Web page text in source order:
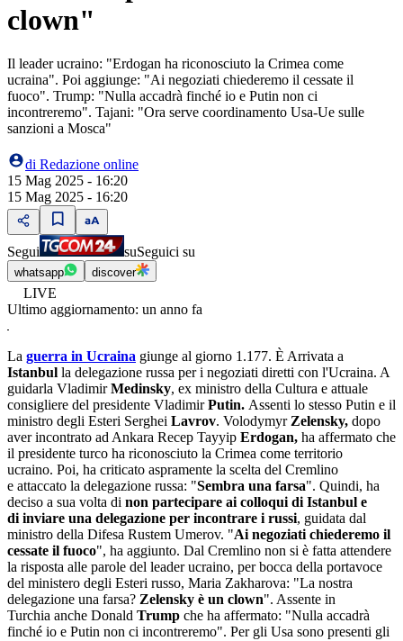
clown"
Il leader ucraino: "Erdogan ha riconosciuto la Crimea come
ucraina". Poi aggiunge: "Ai negoziati chiederemo il cessate il
fuoco". Trump: "Nulla accadrà finché io e Putin non ci
incontreremo". Tajani: "Ora serve coordinamento Usa-Ue sulle
sanzioni a Mosca"
di Redazione online
15 Mag 2025 - 16:20
15 Mag 2025 - 16:20
Segui suSeguici su
whatsapp discover
LIVE
Ultimo aggiornamento: un anno fa
La guerra in Ucraina giunge al giorno 1.177. È Arrivata a
Istanbul la delegazione russa per i negoziati diretti con l'Ucraina. A
guidarla VladimirMedinsky, ex ministro della Cultura e attuale
consigliere del presidente VladimirPutin. Assenti lo stesso Putin e il
ministro degli Esteri Serghei Lavrov. Volodymyr Zelensky, dopo
aver incontrato ad Ankara Recep Tayyip Erdogan, ha affermato che
il presidente turco ha riconosciuto la Crimea come territorio
ucraino. Poi, ha criticato aspramente la scelta del Cremlino
e attaccato la delegazione russa: "Sembra una farsa". Quindi, ha
deciso a sua volta di non partecipare ai colloqui di Istanbul e
di inviare una delegazione per incontrare i russi, guidata dal
ministro della Difesa Rustem Umerov. "Ai negoziati chiederemo il
cessate il fuoco", ha aggiunto. Dal Cremlino non si è fatta attendere
la risposta alle parole del leader ucraino, per bocca della portavoce
del ministero degli Esteri russo, Maria Zakharova: "La nostra
delegazione una farsa? Zelensky è un clown". Assente in
Turchia anche Donald Trump che ha affermato: "Nulla accadrà
finché io e Putin non ci incontreremo". Per gli Usa sono presenti gli